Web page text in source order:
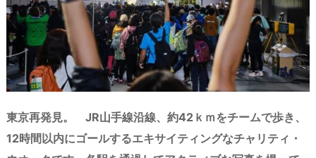
東京再発見。 JR山手線沿線、約42ｋｍをチームで歩き、
12時間以内にゴールするエキサイティングなチャリティ・